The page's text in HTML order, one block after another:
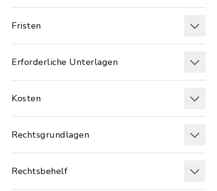
Fristen
Erforderliche Unterlagen
Kosten
Rechtsgrundlagen
Rechtsbehelf